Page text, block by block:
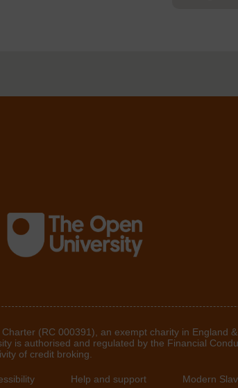
(RC 000391), an exempt charity in England &
is authorised and regulated by the Financial
of credit broking.
Help and support Modern